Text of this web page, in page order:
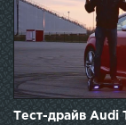
Тест-драйв Audi